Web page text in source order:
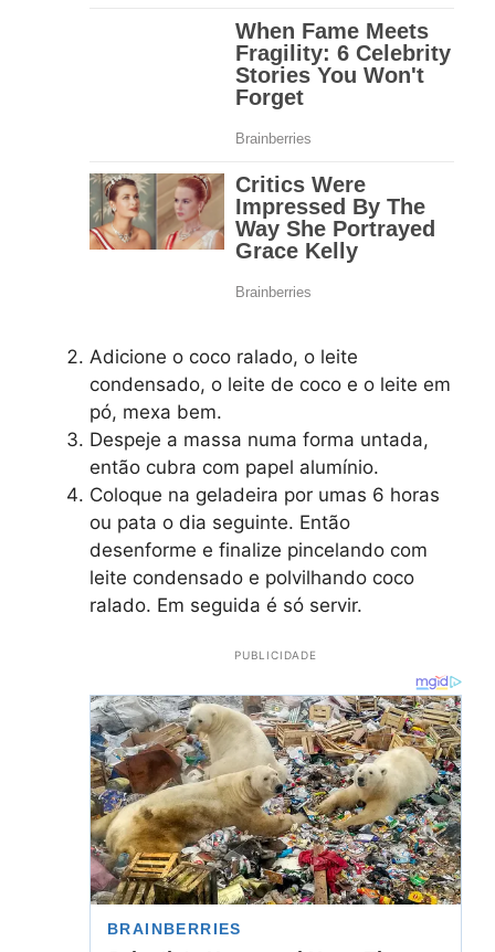
Adicione o coco ralado, o leite
condensado, o leite de coco e o leite em
pó, mexa bem.
Despeje a massa numa forma untada,
então cubra com papel alumínio.
Coloque na geladeira por umas 6 horas
ou pata o dia seguinte. Então
desenforme e finalize pincelando com
leite condensado e polvilhando coco
ralado. Em seguida é só servir.
PUBLICIDADE